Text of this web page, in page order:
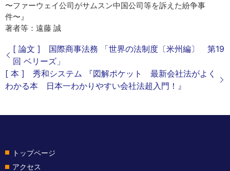
〜ファーウェイ公司がサムスン中国公司等を訴えた紛争事
件〜』
著者等：遠藤 誠
[ 論文 ] 国際商事法務 「世界の法制度〔米州編〕 第19
回 ベリーズ」
[ 本 ] 秀和システム 『図解ポケット 最新会社法がよく
わかる本 日本一わかりやすい会社法超入門！』
トップページ
アクセス